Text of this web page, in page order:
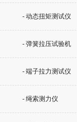
- 动态扭矩测试仪
- 弹簧拉压试验机
- 端子拉力测试仪
- 绳索测力仪